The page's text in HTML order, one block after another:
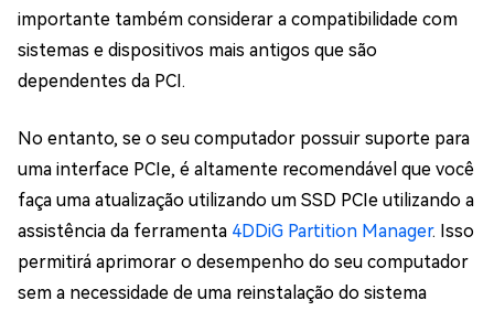
importante também considerar a compatibilidade com
sistemas e dispositivos mais antigos que são
dependentes da PCI.
No entanto, se o seu computador possuir suporte para
uma interface PCIe, é altamente recomendável que você
faça uma atualização utilizando um SSD PCIe utilizando a
assistência da ferramenta 4DDiG Partition Manager. Isso
permitirá aprimorar o desempenho do seu computador
sem a necessidade de uma reinstalação do sistema